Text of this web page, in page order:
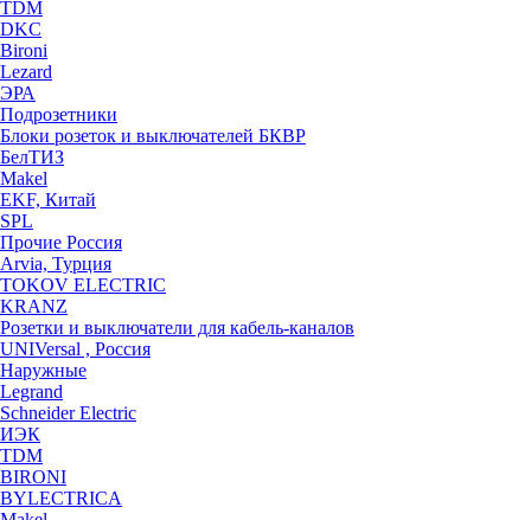
TDM
DKC
Bironi
Lezard
ЭРА
Подрозетники
Блоки розеток и выключателей БКВР
БелТИЗ
Makel
EKF, Китай
SPL
Прочие Россия
Arvia, Турция
TOKOV ELECTRIC
KRANZ
Розетки и выключатели для кабель-каналов
UNIVersal , Россия
Наружные
Legrand
Schneider Electric
ИЭК
TDM
BIRONI
BYLECTRICA